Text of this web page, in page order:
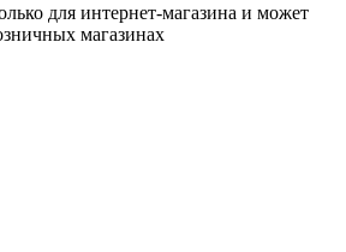
для интернет-магазина и может
магазинах